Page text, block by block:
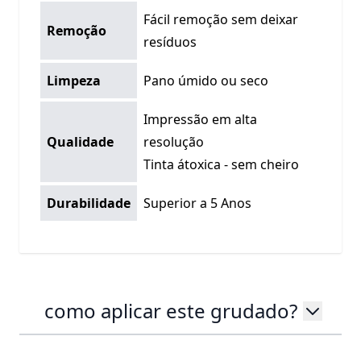
Remoção
Fácil remoção sem deixar
resíduos
Limpeza Pano úmido ou seco
Qualidade
Impressão em alta
resolução
Tinta átoxica - sem cheiro
Durabilidade Superior a 5 Anos
como aplicar este grudado?